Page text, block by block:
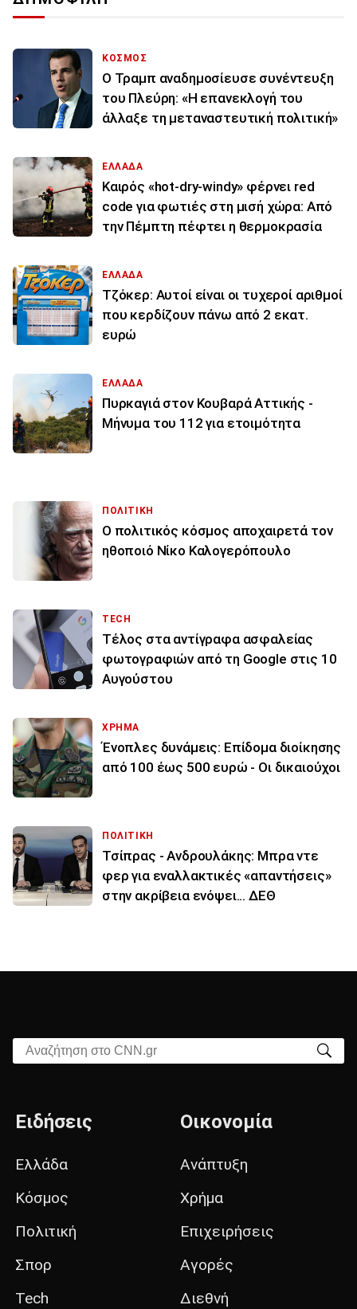
ΚΟΣΜΟΣ
Ο Τραμπ αναδημοσίευσε συνέντευξη
του Πλεύρη: «Η επανεκλογή του
άλλαξε τη μεταναστευτική πολιτική»
ΕΛΛΑΔΑ
Καιρός «hot-dry-windy» φέρνει red
code για φωτιές στη μισή χώρα: Από
την Πέμπτη πέφτει η θερμοκρασία
ΕΛΛΑΔΑ
Τζόκερ: Αυτοί είναι οι τυχεροί αριθμοί
που κερδίζουν πάνω από 2 εκατ.
ευρώ
ΕΛΛΑΔΑ
Πυρκαγιά στον Κουβαρά Αττικής -
Μήνυμα του 112 για ετοιμότητα
ΠΟΛΙΤΙΚΗ
Ο πολιτικός κόσμος αποχαιρετά τον
ηθοποιό Νίκο Καλογερόπουλο
TECH
Τέλος στα αντίγραφα ασφαλείας
φωτογραφιών από τη Google στις 10
Αυγούστου
ΧΡΗΜΑ
Ένοπλες δυνάμεις: Επίδομα διοίκησης
από 100 έως 500 ευρώ - Οι δικαιούχοι
ΠΟΛΙΤΙΚΗ
Τσίπρας - Ανδρουλάκης: Μπρα ντε
φερ για εναλλακτικές «απαντήσεις»
στην ακρίβεια ενόψει... ΔΕΘ
Αναζήτηση στο CNN.gr
Ειδήσεις
Ελλάδα
Κόσμος
Πολιτική
Σπορ
Tech
Οικονομία
Ανάπτυξη
Χρήμα
Επιχειρήσεις
Αγορές
Διεθνή